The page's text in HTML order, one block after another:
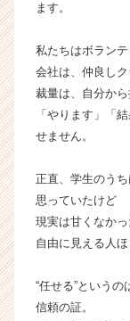
ます。
私たちはボラン
会社は、仲良しク
裁量は、自分から
「やります」「
せません。
正直、学生のう
思っていたけど
現実は甘くなか
自由に見える人
“任せる”という
信頼の証。